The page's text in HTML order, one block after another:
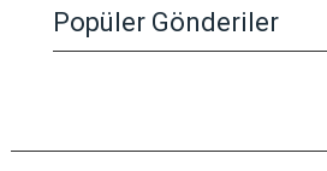
Popüler Gönderiler